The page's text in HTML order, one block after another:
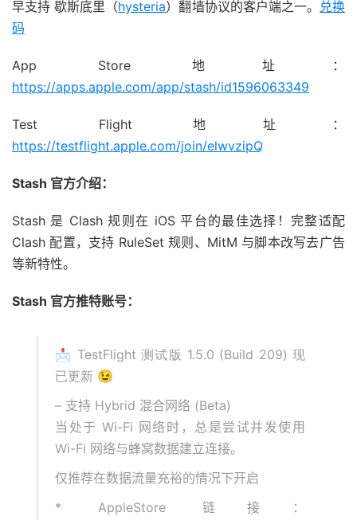
早支持 歇斯底里（hysteria）翻墙协议的客户端之一。 兑换
码
App Store 地址：
https://apps.apple.com/app/stash/id1596063349
Test Flight 地址：
https://testflight.apple.com/join/elwvzipQ
Stash 官方介绍：
Stash 是 Clash 规则在 iOS 平台的最佳选择！完整适配
Clash 配置，支持 RuleSet 规则、MitM 与脚本改写去广告
等新特性。
Stash 官方推特账号：
📩 TestFlight 测试版 1.5.0 (Build 209) 现
已更新 😉
– 支持 Hybrid 混合网络 (Beta)
当处于 Wi-Fi 网络时，总是尝试并发使用
Wi-Fi 网络与蜂窝数据建立连接。
仅推荐在数据流量充裕的情况下开启
* AppleStore 链接：